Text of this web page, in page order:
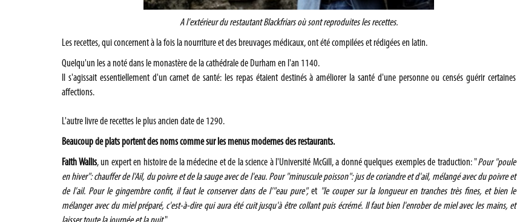
A l'extérieur du restautant Blackfriars où sont reproduites les recettes.
Les recettes, qui concernent à la fois la nourriture et des breuvages médicaux, ont été compilées et rédigées en latin.
Quelqu'un les a noté dans le monastère de la cathédrale de Durham en l'an 1140.
Il s'agissait essentiellement d'un carnet de santé: les repas étaient destinés à améliorer la santé d'une personne ou censés guérir certaines
affections.
L'autre livre de recettes le plus ancien date de 1290.
Beaucoup de plats portent des noms comme sur les menus modernes des restaurants.
Faith Wallis, un expert en histoire de la médecine et de la science à l'Université McGill, a donné quelques exemples de traduction: "Pour "poule
en hiver": chauffer de l'Ail, du poivre et de la sauge avec de l'eau. Pour "minuscule poisson": jus de coriandre et d'ail, mélangé avec du poivre et
de l'ail. Pour le gingembre confit, il faut le conserver dans de l'"eau pure", et"le couper sur la longueur en tranches très fines, et bien le
mélanger avec du miel préparé, c'est-à-dire qui aura été cuit jusqu'à être collant puis écrémé. Il faut bien l'enrober de miel avec les mains, et